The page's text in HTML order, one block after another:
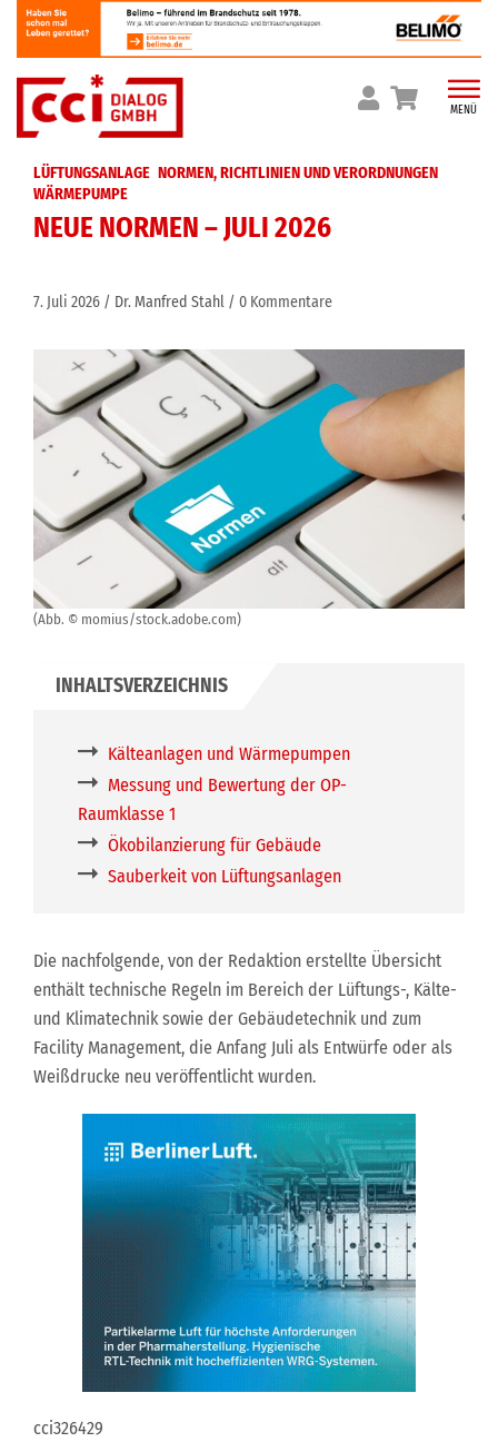
Skip
to
content
MENÜ
LÜFTUNGSANLAGE NORMEN, RICHTLINIEN UND VERORDNUNGEN
WÄRMEPUMPE
NEUE NORMEN – JULI 2026
7. Juli 2026 Dr. Manfred Stahl 0 Kommentare
(Abb. © momius/stock.adobe.com)
Kälteanlagen und Wärmepumpen
Messung und Bewertung der OP-
Raumklasse 1
Ökobilanzierung für Gebäude
Sauberkeit von Lüftungsanlagen
Die nachfolgende, von der Redaktion erstellte Übersicht
enthält technische Regeln im Bereich der Lüftungs-, Kälte-
und Klimatechnik sowie der Gebäudetechnik und zum
Facility Management, die Anfang Juli als Entwürfe oder als
Weißdrucke neu veröffentlicht wurden.
cci326429